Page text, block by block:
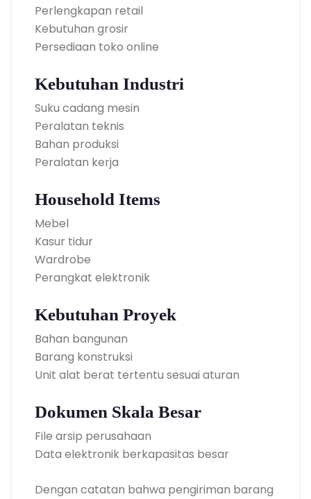
Perlengkapan retail
Kebutuhan grosir
Persediaan toko online
Kebutuhan Industri
Suku cadang mesin
Peralatan teknis
Bahan produksi
Peralatan kerja
Household Items
Mebel
Kasur tidur
Wardrobe
Perangkat elektronik
Kebutuhan Proyek
Bahan bangunan
Barang konstruksi
Unit alat berat tertentu sesuai aturan
Dokumen Skala Besar
File arsip perusahaan
Data elektronik berkapasitas besar
Dengan catatan bahwa pengiriman barang